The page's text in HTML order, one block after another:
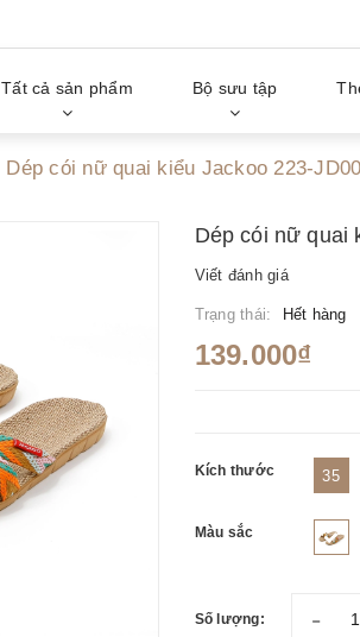
Tất cả sản phẩm Bộ sưu tập
Dép cói nữ quai kiểu Jackoo 223-
Dép cói nữ quai
Viết đánh giá
Trạng thái: Hết hàng
139.000₫
Kích thước 35
Màu sắc
Số lượng: -